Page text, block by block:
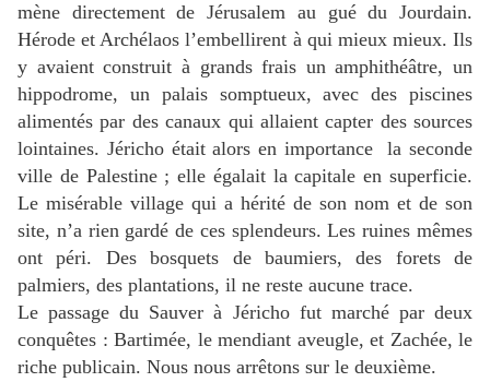
mène directement de Jérusalem au gué du Jourdain.
Hérode et Archélaos l’embellirent à qui mieux mieux. Ils
y avaient construit à grands frais un amphithéâtre, un
hippodrome, un palais somptueux, avec des piscines
alimentés par des canaux qui allaient capter des sources
lointaines. Jéricho était alors en importance la seconde
ville de Palestine ; elle égalait la capitale en superficie.
Le misérable village qui a hérité de son nom et de son
site, n’a rien gardé de ces splendeurs. Les ruines mêmes
ont péri. Des bosquets de baumiers, des forets de
palmiers, des plantations, il ne reste aucune trace.
Le passage du Sauver à Jéricho fut marché par deux
conquêtes : Bartimée, le mendiant aveugle, et Zachée, le
riche publicain. Nous nous arrêtons sur le deuxième.